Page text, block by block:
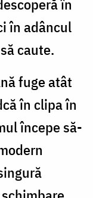
în
în adâncul
caute.
fuge atât
în clipa în
începe să-